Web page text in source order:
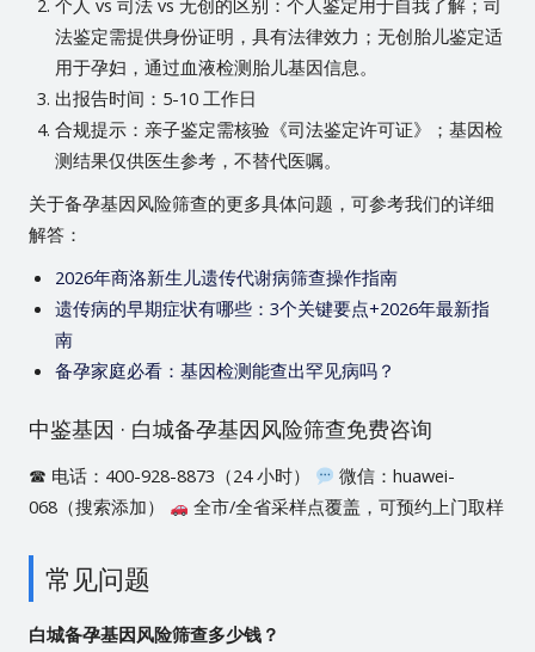
个人 vs 司法 vs 无创的区别：个人鉴定用于自我了解；司
法鉴定需提供身份证明，具有法律效力；无创胎儿鉴定适
用于孕妇，通过血液检测胎儿基因信息。
出报告时间：5-10 工作日
合规提示：亲子鉴定需核验《司法鉴定许可证》；基因检
测结果仅供医生参考，不替代医嘱。
关于备孕基因风险筛查的更多具体问题，可参考我们的详细
解答：
2026年商洛新生儿遗传代谢病筛查操作指南
遗传病的早期症状有哪些：3个关键要点+2026年最新指
南
备孕家庭必看：基因检测能查出罕见病吗？
中鉴基因 · 白城备孕基因风险筛查免费咨询
☎ 电话：400-928-8873（24 小时）
微信：huawei-
068（搜索添加）
全市/全省采样点覆盖，可预约上门取样
常见问题
白城备孕基因风险筛查多少钱？